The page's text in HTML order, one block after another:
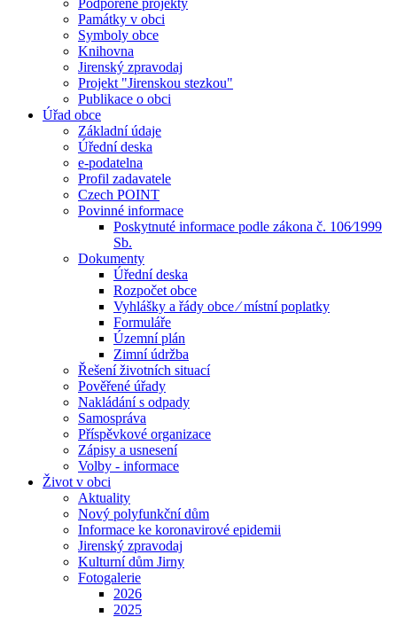
Podpořené projekty
Památky v obci
Symboly obce
Knihovna
Jirenský zpravodaj
Projekt "Jirenskou stezkou"
Publikace o obci
Úřad obce
Základní údaje
Úřední deska
e-podatelna
Profil zadavatele
Czech POINT
Povinné informace
Poskytnuté informace podle zákona č. 106⁄1999
Sb.
Dokumenty
Úřední deska
Rozpočet obce
Vyhlášky a řády obce ⁄ místní poplatky
Formuláře
Územní plán
Zimní údržba
Řešení životních situací
Pověřené úřady
Nakládání s odpady
Samospráva
Příspěvkové organizace
Zápisy a usnesení
Volby - informace
Život v obci
Aktuality
Nový polyfunkční dům
Informace ke koronavirové epidemii
Jirenský zpravodaj
Kulturní dům Jirny
Fotogalerie
2026
2025